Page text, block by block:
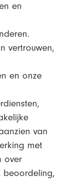
en
vertrouwen,
en onze
van
met
over
beoordeling,